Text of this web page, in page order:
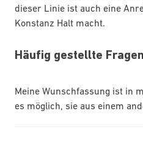
dieser Linie ist auch eine
Konstanz Halt macht.
Häufig gestellte Fragen
Meine Wunschfassung ist in
es möglich, sie aus einem